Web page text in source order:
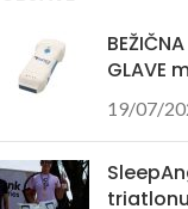
GLAVE
19/07/
triatlonu